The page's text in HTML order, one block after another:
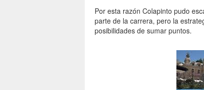
Por esta razón Colapinto pudo
parte de la carrera, pero la
posibilidades de sumar puntos.